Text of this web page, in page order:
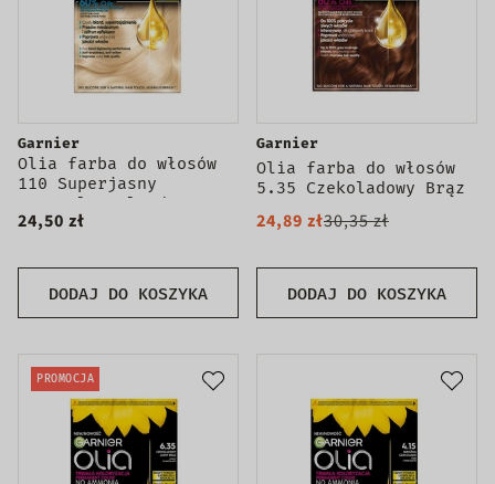
DODAJ DO KOSZYKA
Garnier
Olia farba do włosów
110 Superjasny
Naturalny Blond
24,50 zł
DODAJ DO KOSZYKA
Garnier
Olia farba do włosów
5.35 Czekoladowy Brąz
24,89 zł30,35 zł
PROMOCJA